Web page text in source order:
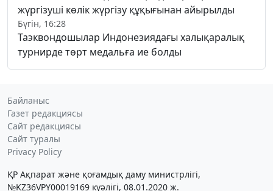
жүргізуші көлік жүргізу құқығынан айырылды
Бүгін, 16:28
Таэквондошылар Индонезиядағы халықаралық
турнирде төрт медальға ие болды
Байланыс
Газет редакциясы
Сайт редакциясы
Сайт туралы
Privacy Policy
ҚР Ақпарат және қоғамдық даму министрлігі,
№KZ36VPY00019169 куәлігі, 08.01.2020 ж.